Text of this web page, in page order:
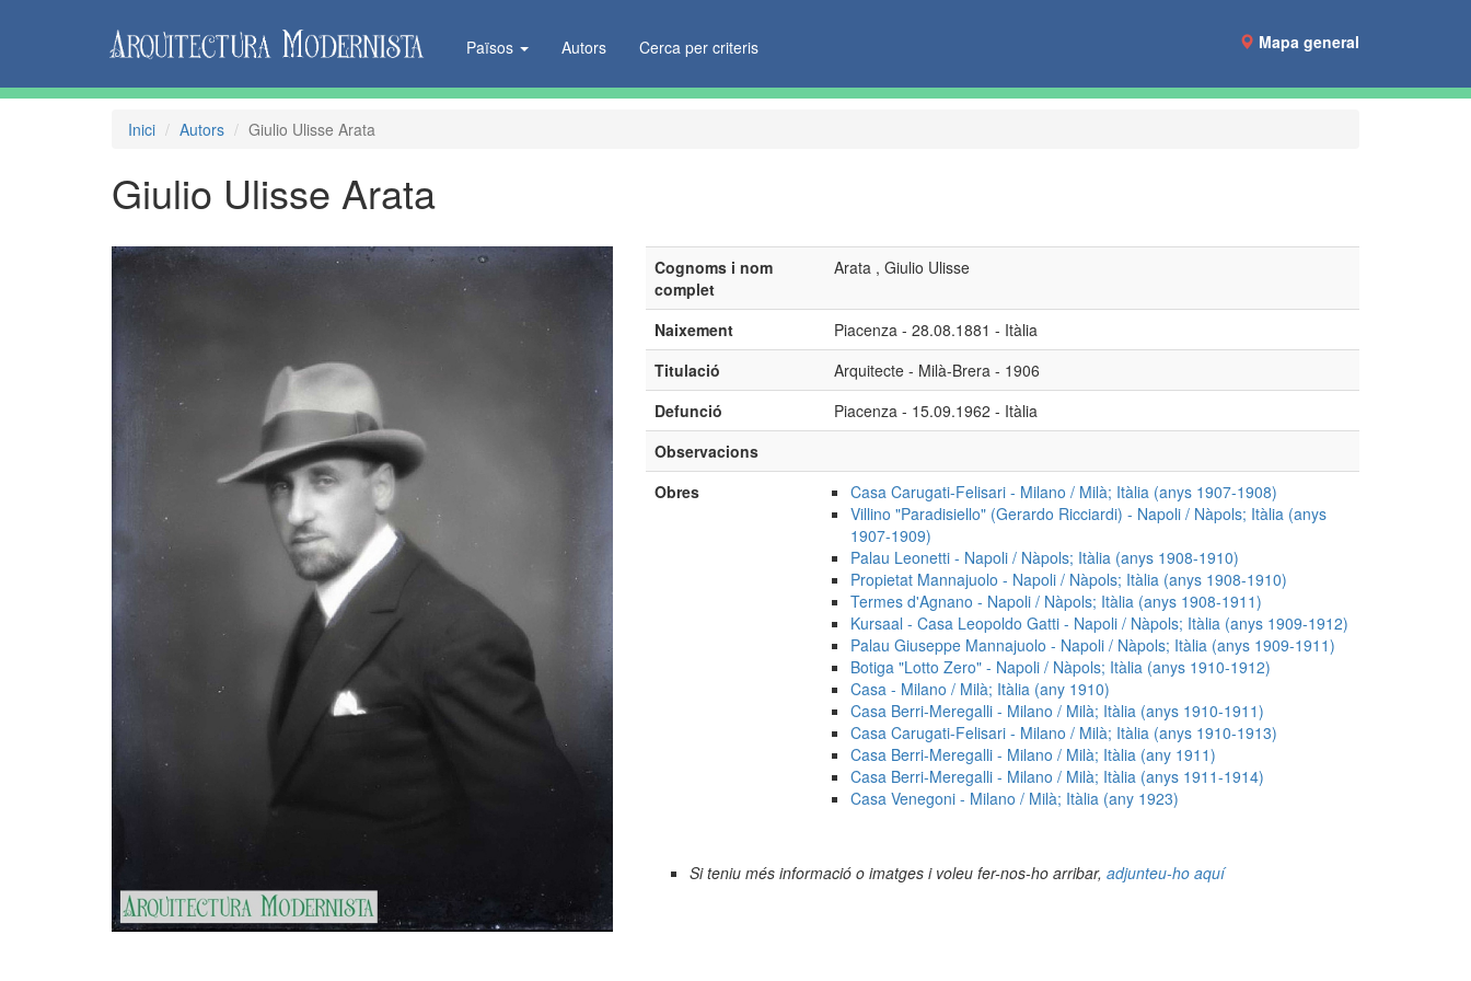
Països Autors Cerca per criteris Mapa general
Inici Autors Giulio Ulisse Arata
Giulio Ulisse Arata
Cognoms i nom
complet
Arata , Giulio Ulisse
Naixement
Piacenza - 28.08.1881 - Itàlia
Titulació
Arquitecte - Milà-Brera - 1906
Defunció
Piacenza - 15.09.1962 - Itàlia
Observacions
Obres
Casa Carugati-Felisari - Milano / Milà; Itàlia (anys 1907-1908)
Villino "Paradisiello" (Gerardo Ricciardi) - Napoli / Nàpols; Itàlia (anys
1907-1909)
Palau Leonetti - Napoli / Nàpols; Itàlia (anys 1908-1910)
Propietat Mannajuolo - Napoli / Nàpols; Itàlia (anys 1908-1910)
Termes d'Agnano - Napoli / Nàpols; Itàlia (anys 1908-1911)
Kursaal - Casa Leopoldo Gatti - Napoli / Nàpols; Itàlia (anys 1909-1912)
Palau Giuseppe Mannajuolo - Napoli / Nàpols; Itàlia (anys 1909-1911)
Botiga "Lotto Zero" - Napoli / Nàpols; Itàlia (anys 1910-1912)
Casa - Milano / Milà; Itàlia (any 1910)
Casa Berri-Meregalli - Milano / Milà; Itàlia (anys 1910-1911)
Casa Carugati-Felisari - Milano / Milà; Itàlia (anys 1910-1913)
Casa Berri-Meregalli - Milano / Milà; Itàlia (any 1911)
Casa Berri-Meregalli - Milano / Milà; Itàlia (anys 1911-1914)
Casa Venegoni - Milano / Milà; Itàlia (any 1923)
Si teniu més informació o imatges i voleu fer-nos-ho arribar, adjunteu-ho aquí